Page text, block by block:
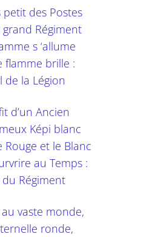
petit des Postes
Régiment
s ‘allume
flamme brille :
de la Légion
d’un Ancien
Képi blanc
Rouge et le Blanc
au Temps :
Régiment
vaste monde,
ronde,